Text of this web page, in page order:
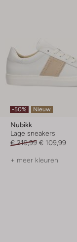
-50% Nieuw
Nubikk
Lage sneakers
€ 219,99 € 109,99
+ meer kleuren